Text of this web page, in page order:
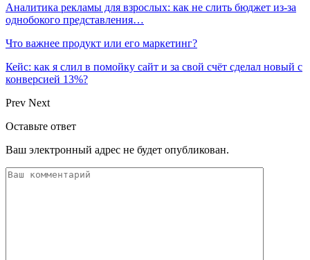
Аналитика рекламы для взрослых: как не слить бюджет из-за
однобокого представления…
Что важнее продукт или его маркетинг?
Кейс: как я слил в помойку сайт и за свой счёт сделал новый с
конверсией 13%?
Prev Next
Оставьте ответ
Ваш электронный адрес не будет опубликован.